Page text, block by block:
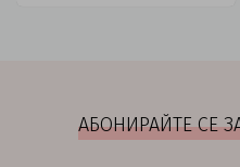
АБОНИРАЙТЕ СЕ